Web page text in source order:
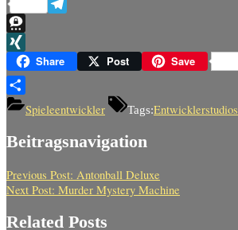
Reddit
Telegram
Threema
XINGShare Post Save
TeilenSpieleentwickler Tags:Entwicklerstudios
Beitragsnavigation
Previous Post: Antonball Deluxe
Next Post: Murder Mystery Machine
Related Posts